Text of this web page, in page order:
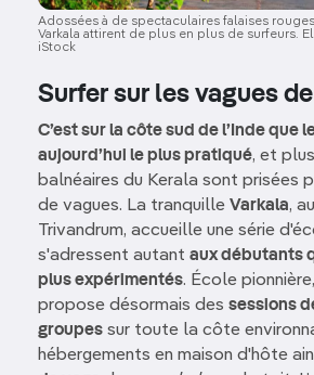
Adossées à de spectaculaires falaises
Varkala attirent de plus en plus de surfeurs.
iStock
Surfer sur les vagues
C’est sur la côte sud de l’Inde que
aujourd’hui le plus pratiqué, et
balnéaires du Kerala sont prisées
de vagues. La tranquille Varkala,
Trivandrum, accueille une série
s'adressent autant aux débutants
plus expérimentés. École pionnière,
propose désormais des sessions
groupes sur toute la côte
hébergements en maison d'hôte